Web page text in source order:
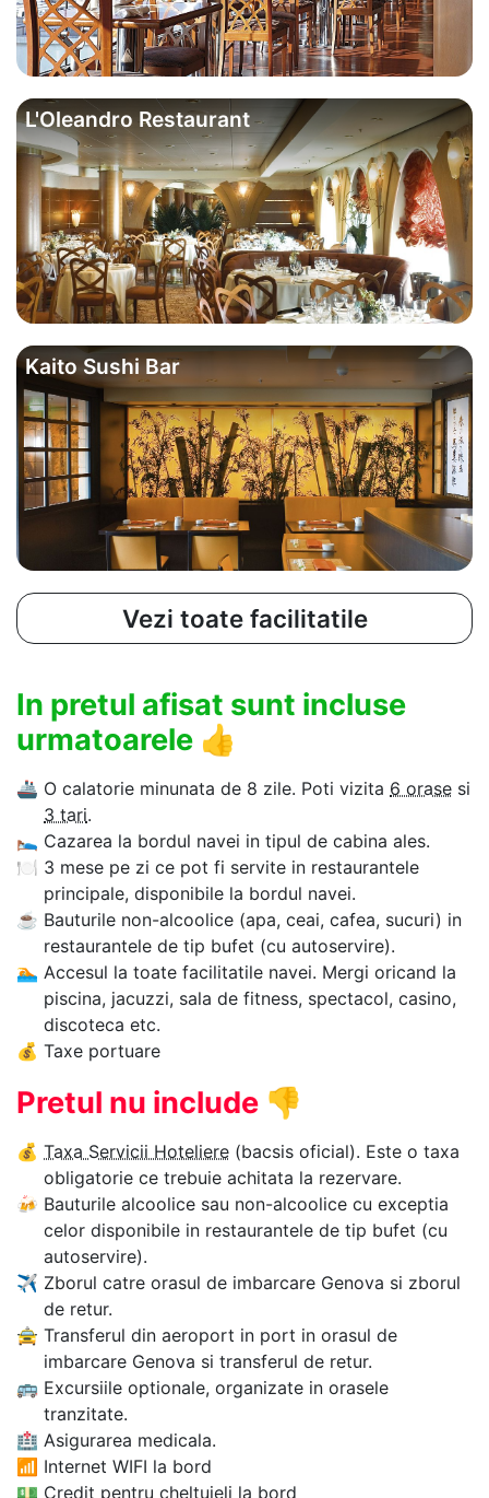
L'Oleandro Restaurant
Kaito Sushi Bar
Vezi toate facilitatile
In pretul afisat sunt incluse
urmatoarele 👍
🚢 O calatorie minunata de 8 zile. Poti vizita 6 orase si
3 tari.
🛌 Cazarea la bordul navei in tipul de cabina ales.
🍽 3 mese pe zi ce pot fi servite in restaurantele
principale, disponibile la bordul navei.
☕ Bauturile non-alcoolice (apa, ceai, cafea, sucuri) in
restaurantele de tip bufet (cu autoservire).
🏊‍ Accesul la toate facilitatile navei. Mergi oricand la
piscina, jacuzzi, sala de fitness, spectacol, casino,
discoteca etc.
💰 Taxe portuare
Pretul nu include 👎
💰 Taxa Servicii Hoteliere (bacsis oficial). Este o taxa
obligatorie ce trebuie achitata la rezervare.
🍻 Bauturile alcoolice sau non-alcoolice cu exceptia
celor disponibile in restaurantele de tip bufet (cu
autoservire).
✈ Zborul catre orasul de imbarcare Genova si zborul
de retur.
🚖 Transferul din aeroport in port in orasul de
imbarcare Genova si transferul de retur.
🚌 Excursiile optionale, organizate in orasele
tranzitate.
🏥 Asigurarea medicala.
📶 Internet WIFI la bord
💵 Credit pentru cheltuieli la bord